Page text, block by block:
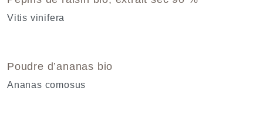
Vitis vinifera
Poudre d’ananas bio
Ananas comosus